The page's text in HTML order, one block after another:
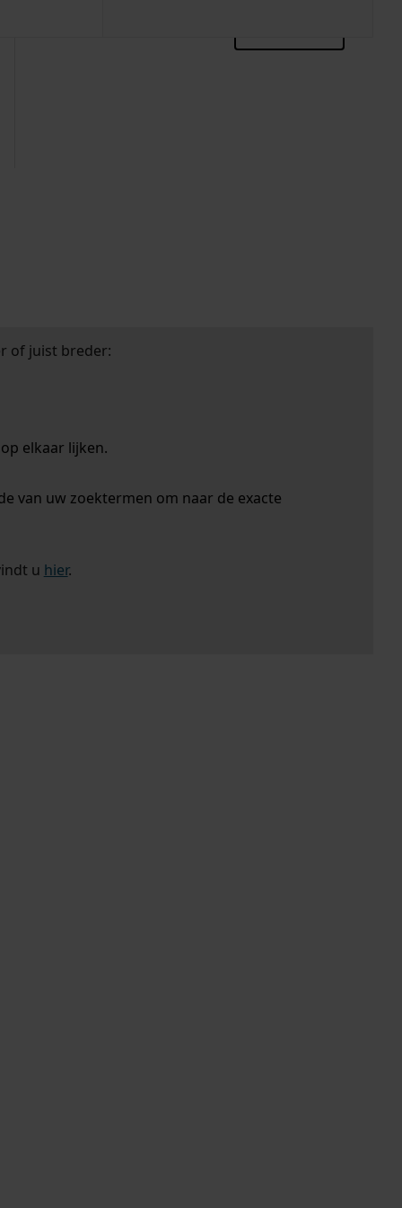
of juist breder:
elkaar lijken.
van uw zoektermen om naar de exacte
u hier.